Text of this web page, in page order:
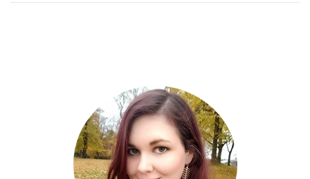
LÄS
MER LÄS
MER